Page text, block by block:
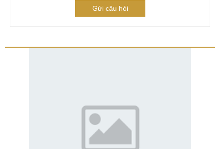
Gửi câu hỏi